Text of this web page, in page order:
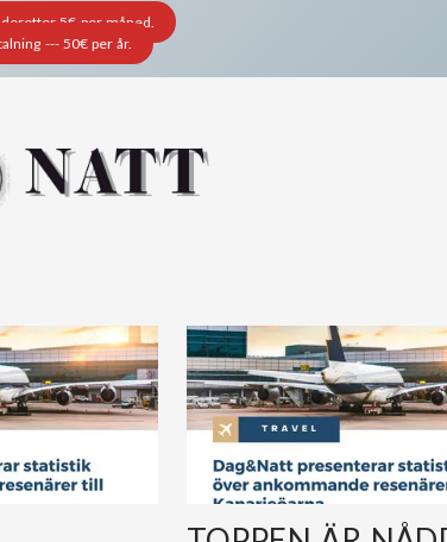
5€ per måned.
--- 50€ per år.